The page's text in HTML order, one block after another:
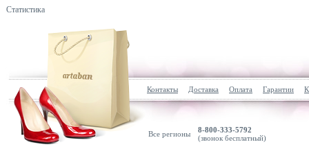
Статистика
Контакты Доставка Оплата Гарантии
Все регионы
8-800-333-5792
(звонок бесплатный)